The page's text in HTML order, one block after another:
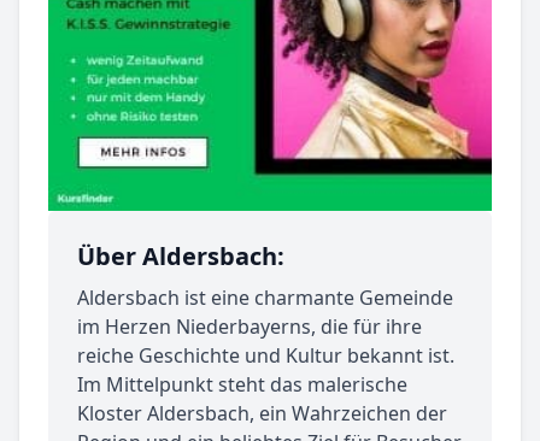
Über Aldersbach:
Aldersbach ist eine charmante Gemeinde
im Herzen Niederbayerns, die für ihre
reiche Geschichte und Kultur bekannt ist.
Im Mittelpunkt steht das malerische
Kloster Aldersbach, ein Wahrzeichen der